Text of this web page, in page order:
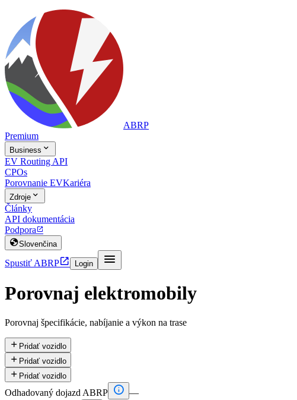
ABRP
Premium
Business 
EV Routing API
CPOs
Porovnanie EVKariéra
Zdroje 
Články
API dokumentácia
Podpora 
Slovenčina
Spustiť ABRP Login 
Porovnaj elektromobily
Porovnaj špecifikácie, nabíjanie a výkon na trase
 Pridať vozidlo
 Pridať vozidlo
 Pridať vozidlo
Odhadovaný dojazd ABRP  —